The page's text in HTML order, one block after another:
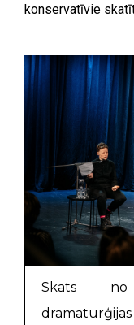
konservatīvie
Skats no
dramaturģijas